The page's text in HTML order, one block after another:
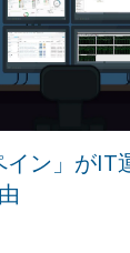
イン」がIT